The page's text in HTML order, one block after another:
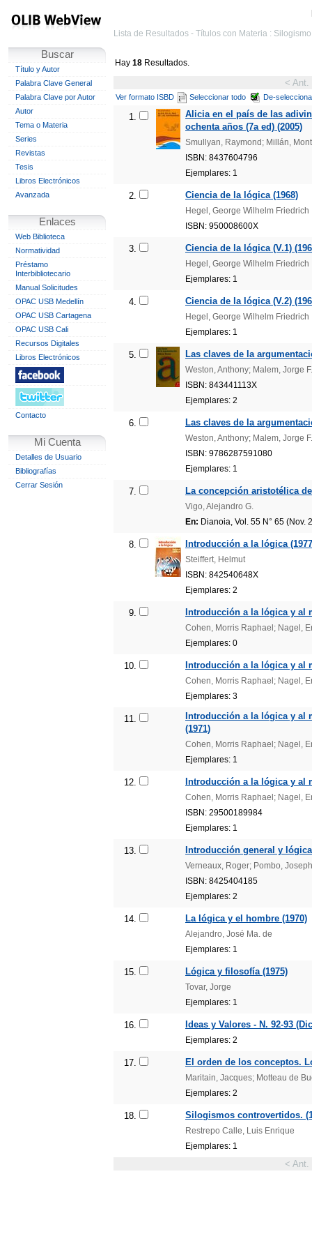
Buscar
Título y Autor
Palabra Clave General
Palabra Clave por Autor
Autor
Tema o Materia
Series
Revistas
Tesis
Libros Electrónicos
Avanzada
Enlaces
Web Biblioteca
Normatividad
Préstamo
Interbibliotecario
Manual Solicitudes
OPAC USB Medellín
OPAC USB Cartagena
OPAC USB Cali
Recursos Digitales
Libros Electrónicos
Contacto
Mi Cuenta
Detalles de Usuario
Bibliografías
Cerrar Sesión
Lista de Resultados - Títulos con Materia : Silogismo
Hay 18 Resultados.
< Ant.
Ver formato ISBD Seleccionar todo De-
1.
Alicia en el país de las
ochenta años (7a ed) (2005)
Smullyan, Raymond; Millán,
ISBN: 8437604796
Ejemplares: 1
2. Ciencia de la lógica (1968)
Hegel, George Wilhelm Friedrich
ISBN: 950008600X
3. Ciencia de la lógica (V.1)
Hegel, George Wilhelm Friedrich
Ejemplares: 1
4. Ciencia de la lógica (V.2)
Hegel, George Wilhelm Friedrich
Ejemplares: 1
5. Las claves de la
Weston, Anthony; Malem, Jorge F.
ISBN: 843441113X
Ejemplares: 2
6. Las claves de la
Weston, Anthony; Malem, Jorge F.
ISBN: 9786287591080
Ejemplares: 1
7. La concepción aristotélica
Vigo, Alejandro G.
En: Dianoia, Vol. 55 N° 65 (Nov.
8. Introducción a la lógica
Steiffert, Helmut
ISBN: 842540648X
Ejemplares: 2
9. Introducción a la lógica y al
Cohen, Morris Raphael; Nagel,
Ejemplares: 0
10. Introducción a la lógica y al
Cohen, Morris Raphael; Nagel,
Ejemplares: 3
11.
Introducción a la lógica y al
(1971)
Cohen, Morris Raphael; Nagel,
Ejemplares: 1
12. Introducción a la lógica y al
Cohen, Morris Raphael; Nagel,
ISBN: 29500189984
Ejemplares: 1
13. Introducción general y lógica
Verneaux, Roger; Pombo,
ISBN: 8425404185
Ejemplares: 2
14. La lógica y el hombre (1970)
Alejandro, José Ma. de
Ejemplares: 1
15. Lógica y filosofía (1975)
Tovar, Jorge
Ejemplares: 1
16. Ideas y Valores - N. 92-93
Ejemplares: 2
17. El orden de los conceptos.
Maritain, Jacques; Motteau de
Ejemplares: 2
18. Silogismos controvertidos.
Restrepo Calle, Luis Enrique
Ejemplares: 1
< Ant.